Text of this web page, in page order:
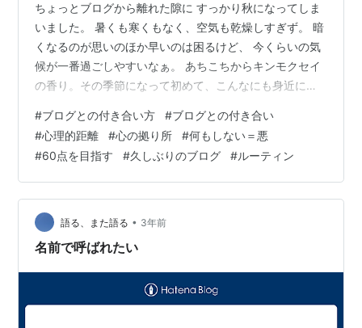
ちょっとブログから離れた隙に すっかり秋になってしま
いました。 暑くも寒くもなく、空気も乾燥しすぎず。 暗
くなるのが思いのほか早いのは困るけど、 今くらいの気
候が一番過ごしやすいなぁ。 あちこちからキンモクセイ
の香り。その季節になって初めて、こんなにも身近にた
日書いていたブログ。 復職後も、最初は短時間勤務だっ
たのもあり、 久しぶりの仕事と生活/家庭の両立に悩む様
を せっせと書き続けました。 いつからかブログは 週末
更新が通常運転となり・・・ 気づけば、今回のように い
きなり20日も空けてしまうように。 わたしはルーティン
をこなすことが 得…
#ブログとの付き合い方 #ブログとの付き合い
#心理的距離 #心の拠り所 #何もしない＝悪
#60点を目指す #久しぶりのブログ #ルーティン
語る、また語る • 3年前
名前で呼ばれたい